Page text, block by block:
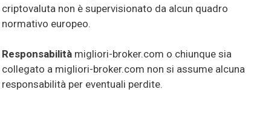
criptovaluta non è supervisionato da alcun quadro
normativo europeo.
Responsabilità migliori-broker.com o chiunque sia
collegato a migliori-broker.com non si assume alcuna
responsabilità per eventuali perdite.